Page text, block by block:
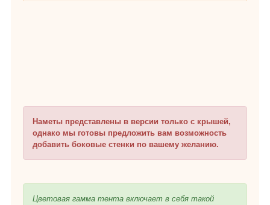
Наметы представлены в версии только с крышей,
однако мы готовы предложить вам возможность
добавить боковые стенки по вашему желанию.
Цветовая гамма тента включает в себя такой